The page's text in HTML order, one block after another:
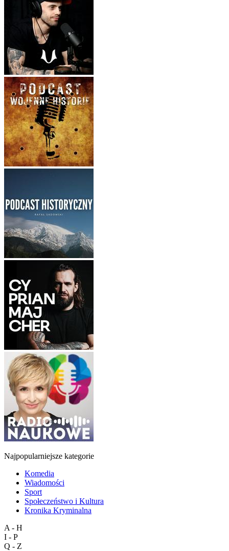
Najpopularniejsze kategorie
Komedia
Wiadomości
Sport
Społeczeństwo i Kultura
Kronika Kryminalna
A - H
I - P
Q - Z